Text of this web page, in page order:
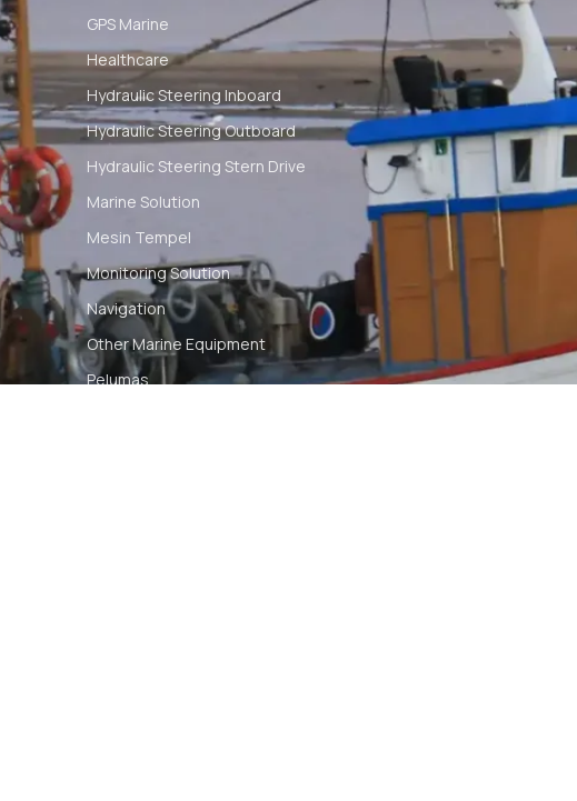
GPS Marine
Healthcare
Hydraulic Steering Inboard
Hydraulic Steering Outboard
Hydraulic Steering Stern Drive
Marine Solution
Mesin Tempel
Monitoring Solution
Navigation
Other Marine Equipment
Pelumas